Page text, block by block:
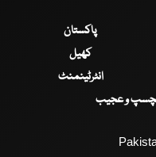
پاکستان
کھیل
انٹرٹینمنٹ
و عجیب